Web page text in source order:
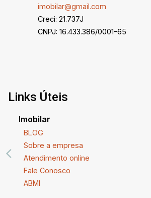
imobilar@gmail.com
Creci: 21.737J
CNPJ: 16.433.386/0001-65
Links Úteis
Imobilar
BLOG
Sobre a empresa
Atendimento online
Fale Conosco
ABMI